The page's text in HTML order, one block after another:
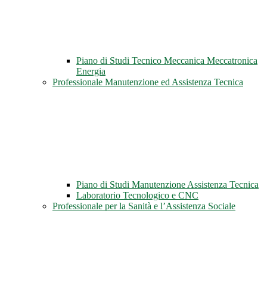
Piano di Studi Tecnico Meccanica Meccatronica
Energia
Professionale Manutenzione ed Assistenza Tecnica
Piano di Studi Manutenzione Assistenza Tecnica
Laboratorio Tecnologico e CNC
Professionale per la Sanità e l’Assistenza Sociale